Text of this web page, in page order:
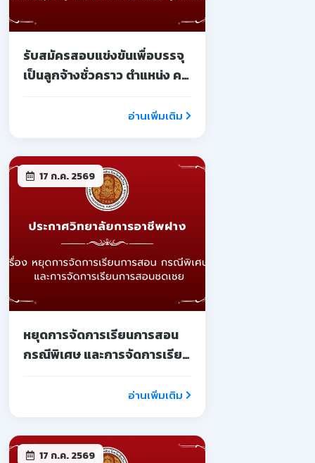
รับสมัครสอบแข่งขันเพื่อบรรจุ
เป็นลูกจ้างชั่วคราว ตำแหน่ง ครู
อ่านเพิ่มเติม
17 ก.ค. 2569
หยุดการจัดการเรียนการสอน
กรณีพิเศษ และการจัดการเรียน
อ่านเพิ่มเติม
17 ก.ค. 2569